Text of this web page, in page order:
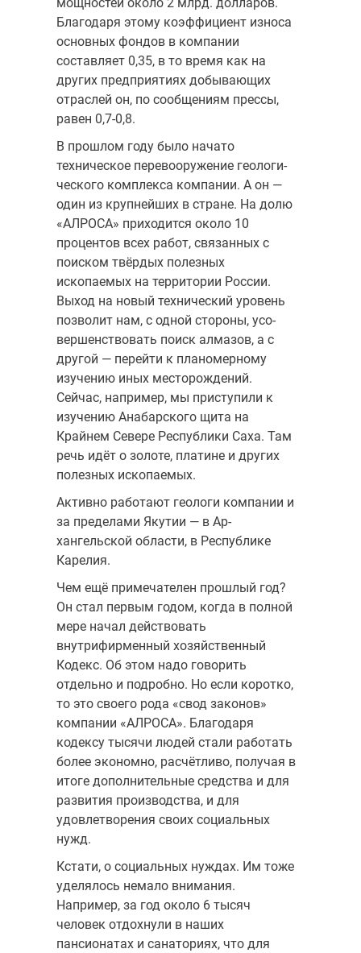
мощностей около 2 млрд. долларов.
Благодаря этому коэффи­циент износа
основных фондов в компании
составляет 0,35, в то время как на
других предприятиях добывающих
отраслей он, по сообщениям прессы,
равен 0,7-0,8.
В прошлом году было начато
техническое перевооружение геологи­
ческого комплекса компании. А он —
один из крупнейших в стране. На долю
«АЛРОСА» приходится около 10
процентов всех работ, связанных с
поиском твёрдых полезных
ископаемых на территории России.
Выход на новый технический уровень
позволит нам, с одной стороны, усо­
вершенствовать поиск алмазов, а с
другой — перейти к планомерному
изучению иных месторождений.
Сейчас, например, мы приступили к
изучению Анабарского щита на
Крайнем Севере Республики Саха. Там
речь идёт о золоте, платине и других
полезных ископаемых.
Активно работают геологи компании и
за пределами Якутии — в Ар­
хангельской области, в Республике
Карелия.
Чем ещё примечателен прошлый год?
Он стал первым годом, когда в полной
мере начал действовать
внутрифирменный хозяйствен­ный
Кодекс. Об этом надо говорить
отдельно и подробно. Но если коротко,
то это своего рода «свод законов»
компании «АЛРОСА». Благодаря
кодексу тысячи людей стали работать
более эконом­но, расчётливо, получая в
итоге дополнительные средства и для
развития производства, и для
удовлетворения своих социальных
нужд.
Кстати, о социальных нуждах. Им тоже
уделялось немало внимания.
Например, за год около 6 тысяч
человек отдохнули в наших
пансионатах и санаториях, что для